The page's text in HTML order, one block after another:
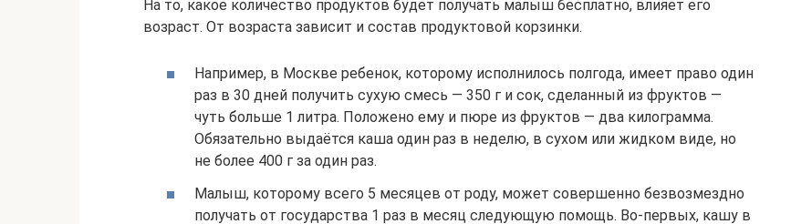
На то, какое количество продуктов будет получать малыш бесплатно, влияет его
возраст. От возраста зависит и состав продуктовой корзинки.
Например, в Москве ребенок, которому исполнилось полгода, имеет право один
раз в 30 дней получить сухую смесь — 350 г и сок, сделанный из фруктов —
чуть больше 1 литра. Положено ему и пюре из фруктов — два килограмма.
Обязательно выдаётся каша один раз в неделю, в сухом или жидком виде, но
не более 400 г за один раз.
Малыш, которому всего 5 месяцев от роду, может совершенно безвозмездно
получать от государства 1 раз в месяц следующую помощь. Во-первых, кашу в